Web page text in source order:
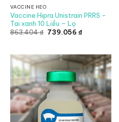
VACCINE HEO
Vaccine Hipra Unistrain PRRS -
Tai xanh 10 Liều – Lọ
863.404₫ Giá
739.056 ₫Giá
739.056 ₫.